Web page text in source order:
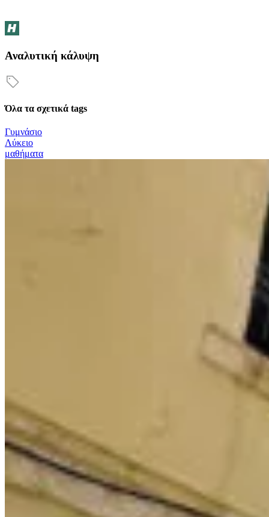
Αναλυτική κάλυψη
Όλα τα σχετικά tags
Γυμνάσιο
Λύκειο
μαθήματα